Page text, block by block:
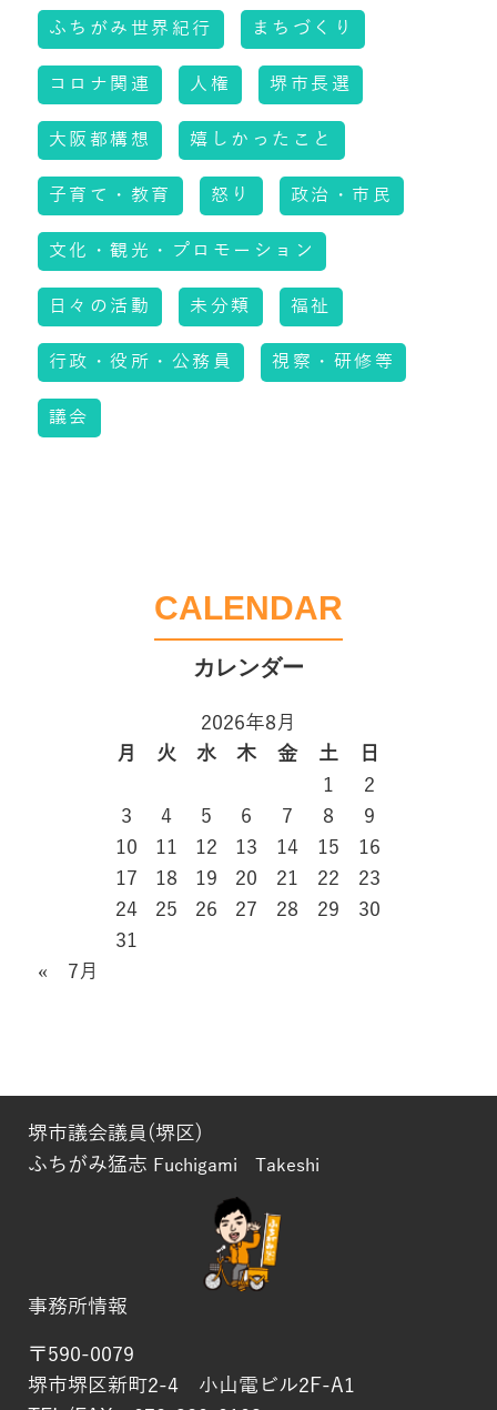
ふちがみ世界紀行 まちづくり
コロナ関連 人権 堺市長選
大阪都構想 嬉しかったこと
子育て・教育 怒り 政治・市民
文化・観光・プロモーション
日々の活動 未分類 福祉
行政・役所・公務員 視察・研修等
議会
CALENDAR
2026年8月
月
火 水 木 金 土
日
1
2
3
4 5 6 7 8
9
10
11 12 13 14 15
16
17
18 19 20 21 22
23
24
25 26 27 28 29
30
31
« 7月
堺市議会議員(堺区)
ふちがみ猛志 Fuchigami Takeshi
事務所情報
〒590-0079
堺市堺区新町2-4 小山電ビル2F-A1